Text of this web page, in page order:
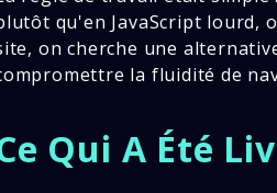
qu'en JavaScript lourd,
on cherche une
la fluidité de
Qui A Été